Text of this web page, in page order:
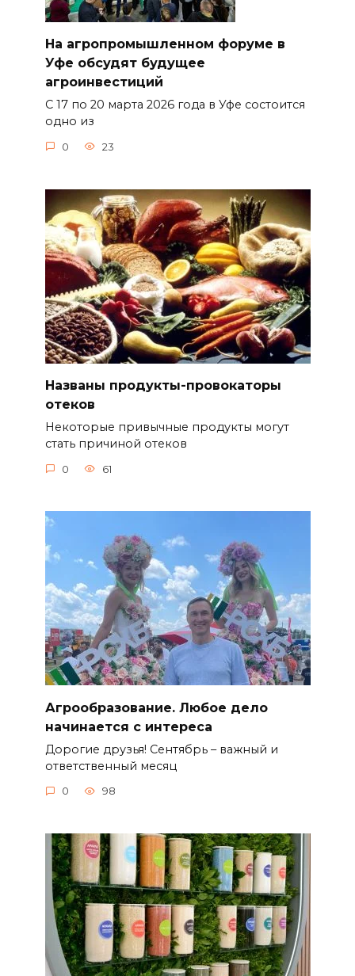
На агропромышленном форуме в
Уфе обсудят будущее
агроинвестиций
С 17 по 20 марта 2026 года в Уфе состоится
одно из
0 23
Названы продукты-провокаторы
отеков
Некоторые привычные продукты могут
стать причиной отеков
0 61
Агрообразование. Любое дело
начинается с интереса
Дорогие друзья! Сентябрь – важный и
ответственный месяц
0 98